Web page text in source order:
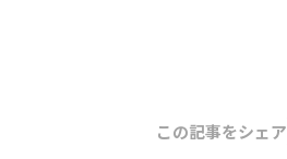
この記事をシェア